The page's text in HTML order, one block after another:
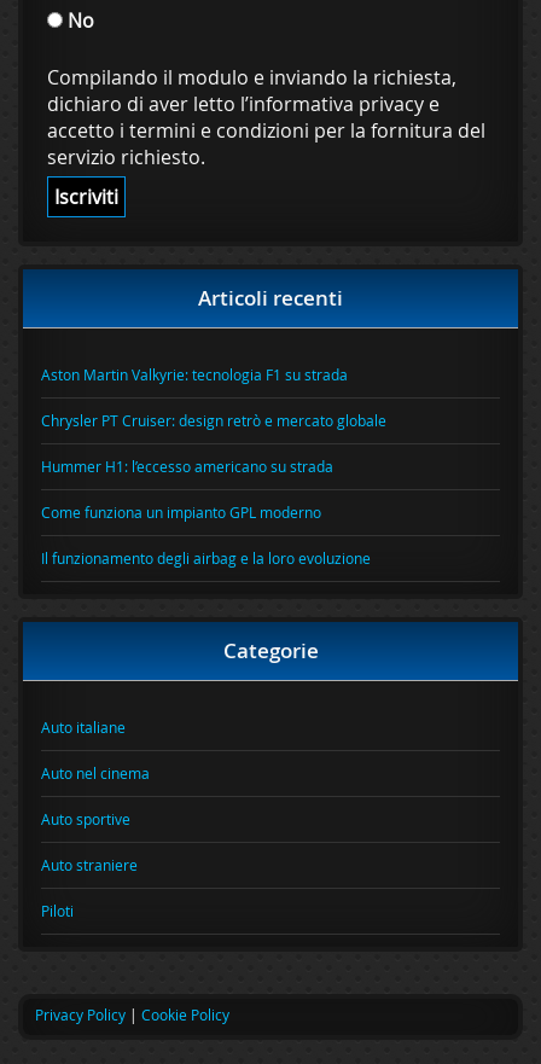
No
Compilando il modulo e inviando la richiesta,
dichiaro di aver letto l’informativa privacy e
accetto i termini e condizioni per la fornitura del
servizio richiesto.
Articoli recenti
Aston Martin Valkyrie: tecnologia F1 su strada
Chrysler PT Cruiser: design retrò e mercato globale
Hummer H1: l’eccesso americano su strada
Come funziona un impianto GPL moderno
Il funzionamento degli airbag e la loro evoluzione
Categorie
Auto italiane
Auto nel cinema
Auto sportive
Auto straniere
Piloti
Privacy Policy | Cookie Policy